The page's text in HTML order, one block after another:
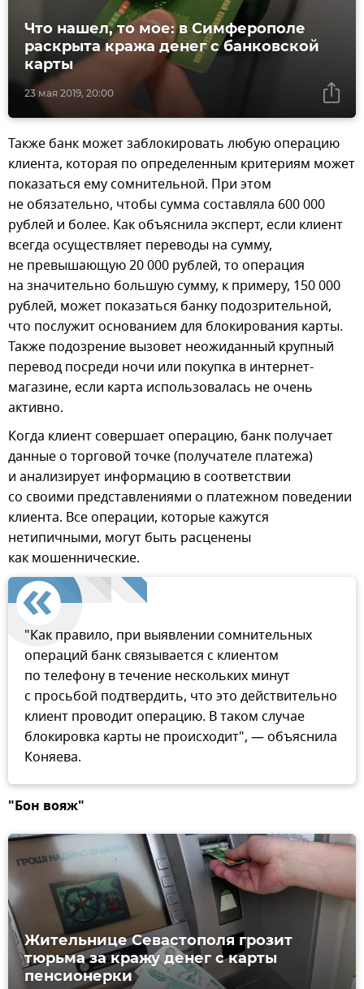
23 мая 2019, 20:00
Что нашел, то мое: в Симферополе
раскрыта кража денег с банковской
карты
Также банк может заблокировать любую операцию
клиента, которая по определенным критериям может
показаться ему сомнительной. При этом
не обязательно, чтобы сумма составляла 600 000
рублей и более. Как объяснила эксперт, если клиент
всегда осуществляет переводы на сумму,
не превышающую 20 000 рублей, то операция
на значительно большую сумму, к примеру, 150 000
рублей, может показаться банку подозрительной,
что послужит основанием для блокирования карты.
Также подозрение вызовет неожиданный крупный
перевод посреди ночи или покупка в интернет-
магазине, если карта использовалась не очень
активно.
Когда клиент совершает операцию, банк получает
данные о торговой точке (получателе платежа)
и анализирует информацию в соответствии
со своими представлениями о платежном поведении
клиента. Все операции, которые кажутся
нетипичными, могут быть расценены
как мошеннические.
"Как правило, при выявлении сомнительных
операций банк связывается с клиентом
по телефону в течение нескольких минут
с просьбой подтвердить, что это действительно
клиент проводит операцию. В таком случае
блокировка карты не происходит", — объяснила
Коняева.
"Бон вояж"
Жительнице Севастополя грозит
тюрьма за кражу денег с карты
пенсионерки